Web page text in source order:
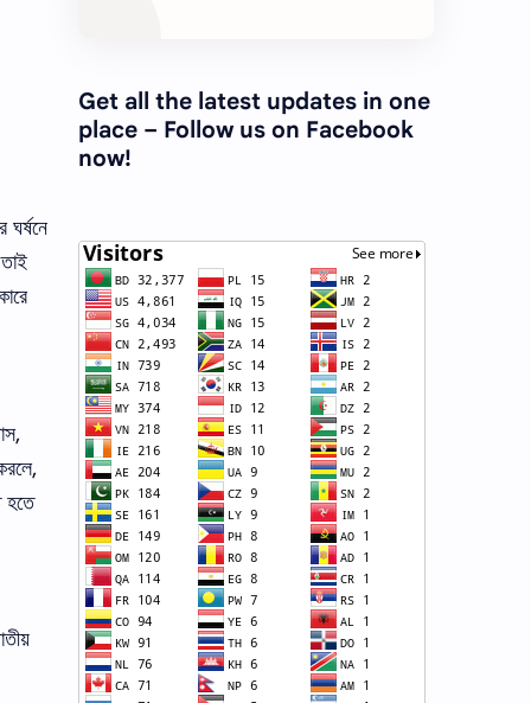
ঘর্ষনে
,
,
হতে
Get all the latest updates in one
place – Follow us on Facebook
now!